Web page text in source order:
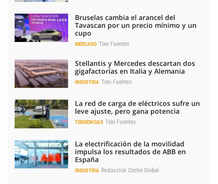
Bruselas cambia el arancel del
Tavascan por un precio mínimo y un
cupo
MERCADO Toni Fuentes
Stellantis y Mercedes descartan dos
gigafactorías en Italia y Alemania
INDUSTRIA Toni Fuentes
La red de carga de eléctricos sufre un
leve ajuste, pero gana potencia
TENDENCIAS Toni Fuentes
La electrificación de la movilidad
impulsa los resultados de ABB en
España
INDUSTRIA Redacción Coche Global